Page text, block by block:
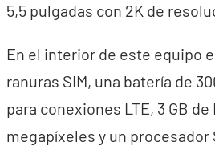
5,5 pulgadas con 2K de
En el interior de este equipo
ranuras SIM, una batería de
para conexiones LTE, 3 GB de
megapíxeles y un procesador